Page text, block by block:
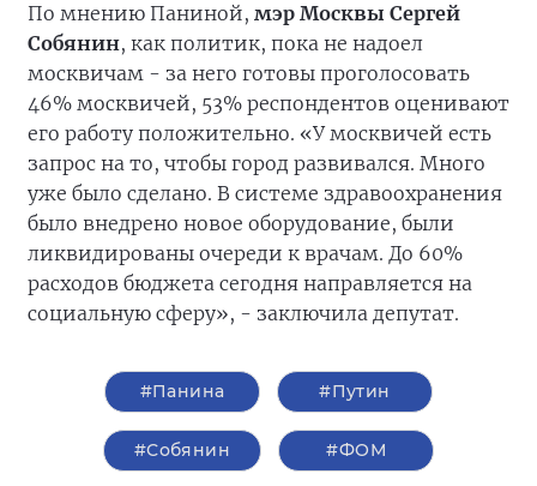
По мнению Паниной, мэр Москвы Сергей
Собянин, как политик, пока не надоел
москвичам - за него готовы проголосовать
46% москвичей, 53% респондентов оценивают
его работу положительно. «У москвичей есть
запрос на то, чтобы город развивался. Много
уже было сделано. В системе здравоохранения
было внедрено новое оборудование, были
ликвидированы очереди к врачам. До 60%
расходов бюджета сегодня направляется на
социальную сферу», - заключила депутат.
#Панина #Путин
#Собянин #ФОМ